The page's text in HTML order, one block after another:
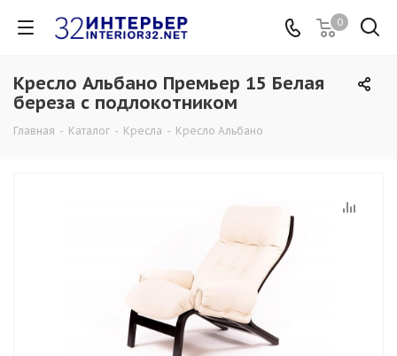
0
Кресло Альбано Премьер 15 Белая
береза с подлокотником
Главная - Каталог - Кресла - Кресло Альбано